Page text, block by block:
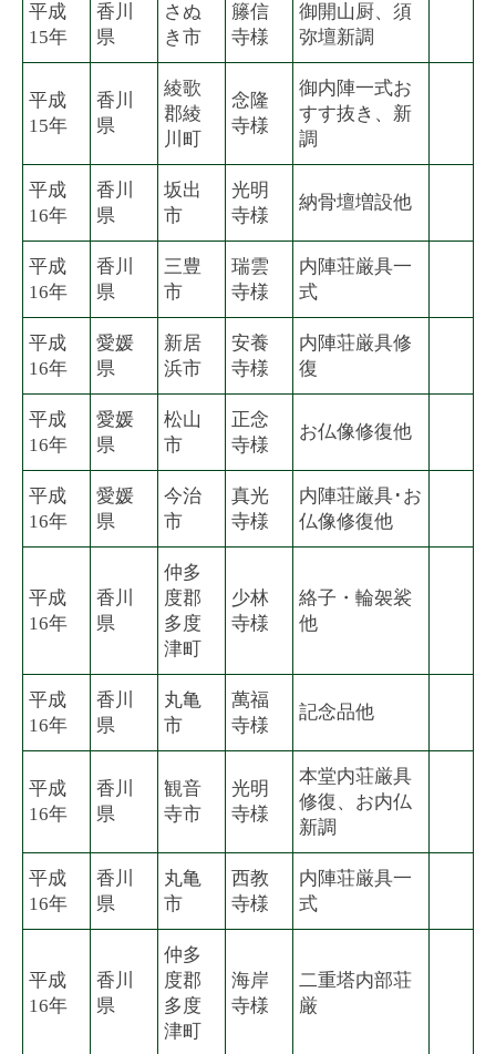
平成
15年
香川
県
さぬ
き市
籐信
寺様
御開山厨、須
弥壇新調
平成
15年
香川
県
綾歌
郡綾
川町
念隆
寺様
御内陣一式お
すす抜き、新
調
平成
16年
香川
県
坂出
市
光明
寺様
納骨壇増設他
平成
16年
香川
県
三豊
市
瑞雲
寺様
内陣荘厳具一
式
平成
16年
愛媛
県
新居
浜市
安養
寺様
内陣荘厳具修
復
平成
16年
愛媛
県
松山
市
正念
寺様
お仏像修復他
平成
16年
愛媛
県
今治
市
真光
寺様
内陣荘厳具･お
仏像修復他
平成
16年
香川
県
仲多
度郡
多度
津町
少林
寺様
絡子・輪袈裟
他
平成
16年
香川
県
丸亀
市
萬福
寺様
記念品他
平成
16年
香川
県
観音
寺市
光明
寺様
本堂内荘厳具
修復、お内仏
新調
平成
16年
香川
県
丸亀
市
西教
寺様
内陣荘厳具一
式
平成
16年
香川
県
仲多
度郡
多度
津町
海岸
寺様
二重塔内部荘
厳